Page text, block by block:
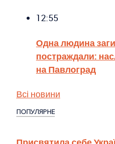
12:55
Одна людина
постраждали:
на Павлоград
Всі новини
ПОПУЛЯРНЕ